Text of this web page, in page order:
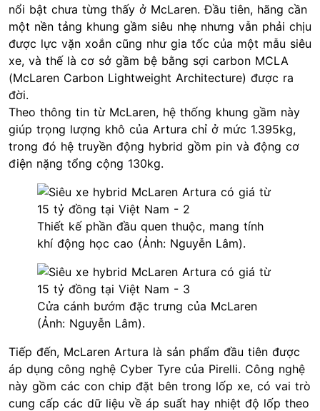
nổi bật chưa từng thấy ở McLaren. Đầu tiên, hãng cần
một nền tảng khung gầm siêu nhẹ nhưng vẫn phải chịu
được lực vặn xoắn cũng như gia tốc của một mẫu siêu
xe, và thế là cơ sở gầm bệ bằng sợi carbon MCLA
(McLaren Carbon Lightweight Architecture) được ra
đời.
Theo thông tin từ McLaren, hệ thống khung gầm này
giúp trọng lượng khô của Artura chỉ ở mức 1.395kg,
trong đó hệ truyền động hybrid gồm pin và động cơ
điện nặng tổng cộng 130kg.
Thiết kế phần đầu quen thuộc, mang tính
khí động học cao (Ảnh: Nguyễn Lâm).
Cửa cánh bướm đặc trưng của McLaren
(Ảnh: Nguyễn Lâm).
Tiếp đến, McLaren Artura là sản phẩm đầu tiên được
áp dụng công nghệ Cyber Tyre của Pirelli. Công nghệ
này gồm các con chip đặt bên trong lốp xe, có vai trò
cung cấp các dữ liệu về áp suất hay nhiệt độ lốp theo